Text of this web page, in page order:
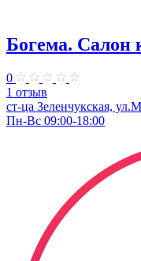
Богема. Салон
0
1 отзыв
ст-ца Зеленчукская,​
Пн-Вс 09:00-18:00